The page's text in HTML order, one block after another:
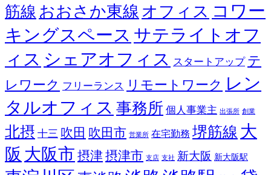
筋線 おおさか東線 オフィス コワー
キングスペース サテライトオフ
ィス シェアオフィス スタートアップ テ
レワーク フリーランス リモートワーク レン
タルオフィス 事務所 個人事業主 出張所 創業
北摂 十三 吹田 吹田市 営業所 在宅勤務 堺筋線 大
阪 大阪市 摂津摂津市 支店 支社 新大阪 新大阪駅